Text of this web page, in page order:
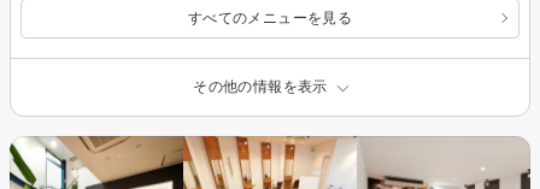
すべてのメニューを見る
その他の情報を表示